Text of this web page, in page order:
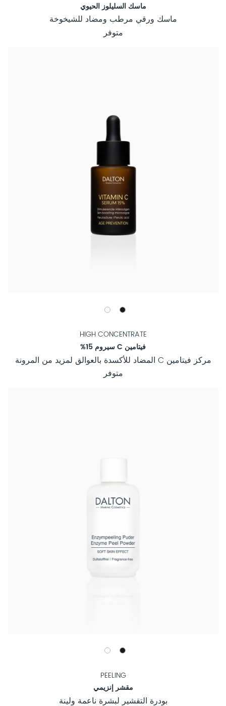
ماسك السليلوز الحيوي
ماسك ورقي مرطب ومضاد للشيخوخة
متوفر
HIGH CONCENTRATE
فيتامين C سيروم 15%
مركز فيتامين C المضاد للأكسدة بالعوالق لمزيد من المرونة
متوفر
PEELING
مقشر إنزيمي
بودرة التقشير لبشرة ناعمة ولينة